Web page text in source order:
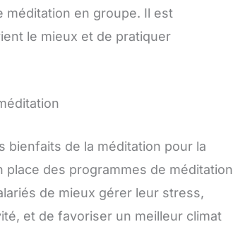
méditation en groupe. Il est
le mieux et de pratiquer
bienfaits de la méditation pour la
des programmes de méditation
de mieux gérer leur stress,
et de favoriser un meilleur climat